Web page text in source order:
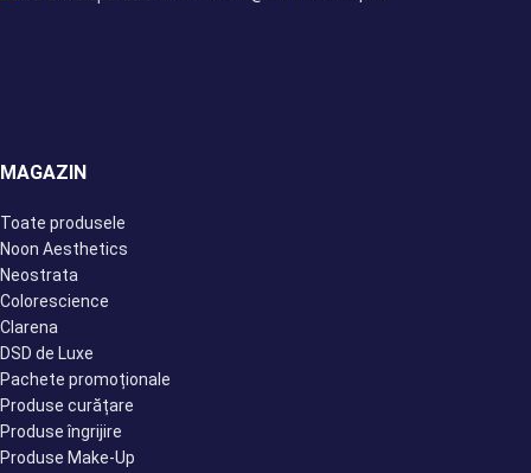
MAGAZIN
Toate produsele
Noon Aesthetics
Neostrata
Colorescience
Clarena
DSD de Luxe
Pachete promoționale
Produse curățare
Produse îngrijire
Produse Make-Up